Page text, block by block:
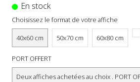
En stock
Choisissez le format de votre affiche
40x60 cm 50x70 cm 60x80 cm
PORT OFFERT
Deux affiches achetées au choix . PORT